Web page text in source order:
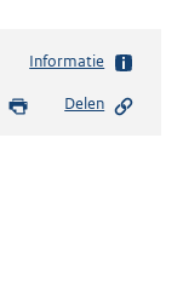
Informatie
Delen